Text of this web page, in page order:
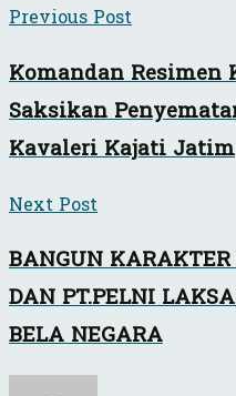
Previous Post
Komandan
Saksikan
Kavaleri Kajati Jatim
Next Post
BANGUN
DAN PT.PELNI
BELA NEGARA